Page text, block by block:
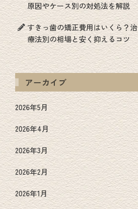
原因やケース別の対処法を解説
すきっ歯の矯正費用はいくら？治
療法別の相場と安く抑えるコツ
アーカイブ
2026年5月
2026年4月
2026年3月
2026年2月
2026年1月